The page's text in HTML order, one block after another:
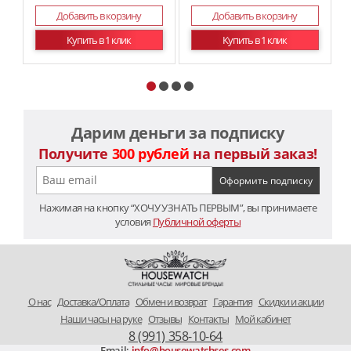
Добавить в корзину
Купить в 1 клик
Добавить в корзину
Купить в 1 клик
Дарим деньги за подписку
Получите 300 рублей на первый заказ!
Нажимая на кнопку “ХОЧУ УЗНАТЬ ПЕРВЫМ”, вы принимаете
условия Публичной оферты
O нас Доставка/Оплата Обмен и возврат Гарантия Скидки и акции
Наши часы на руке Отзывы Контакты Мой кабинет
8 (991) 358-10-64